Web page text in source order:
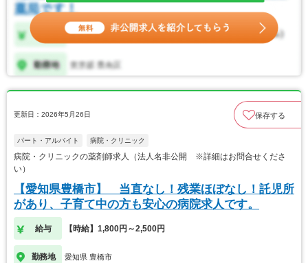
更新日：2026年5月26日 保存する
パート・アルバイト 病院・クリニック
病院・クリニックの薬剤師求人（法人名非公開 ※詳細はお問合せくださ
い）
【愛知県豊橋市】 当直なし！残業ほぼなし！託児所
があり、子育て中の方も安心の病院求人です。
給与 【時給】1,800円～2,500円
勤務地 愛知県 豊橋市